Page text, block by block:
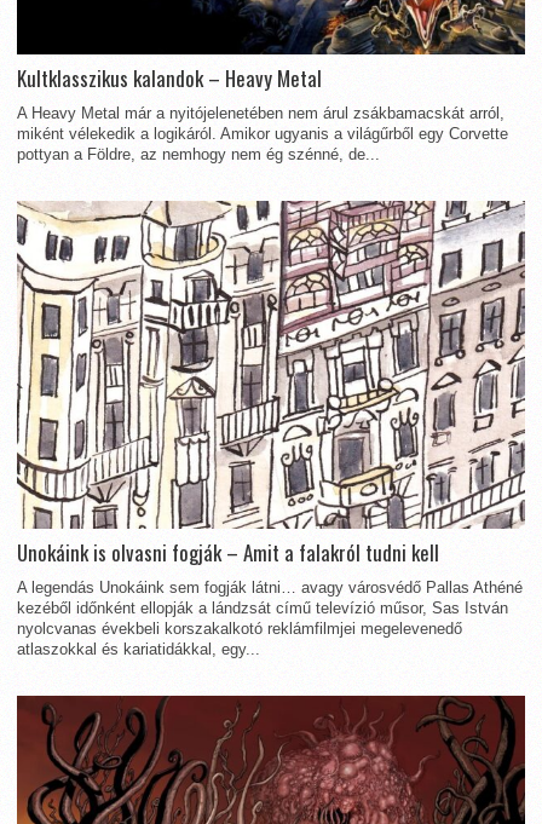
Kultklasszikus kalandok – Heavy Metal
A Heavy Metal már a nyitójelenetében nem árul zsákbamacskát arról,
miként vélekedik a logikáról. Amikor ugyanis a világűrből egy Corvette
pottyan a Földre, az nemhogy nem ég szénné, de...
Unokáink is olvasni fogják – Amit a falakról tudni kell
A legendás Unokáink sem fogják látni… avagy városvédő Pallas Athéné
kezéből időnként ellopják a lándzsát című televízió műsor, Sas István
nyolcvanas évekbeli korszakalkotó reklámfilmjei megelevenedő
atlaszokkal és kariatidákkal, egy...